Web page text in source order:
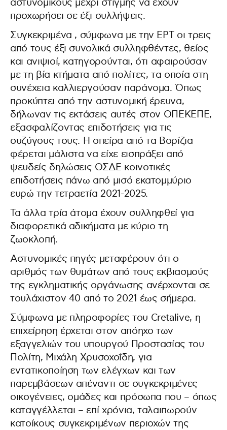
αστυνομικούς μέχρι στιγμής να έχουν
προχωρήσει σε έξι συλλήψεις.
Συγκεκριμένα , σύμφωνα με την ΕΡΤ οι τρεις
από τους έξι συνολικά συλληφθέντες, θείος
και ανιψιοί, κατηγορούνται, ότι αφαιρούσαν
με τη βία κτήματα από πολίτες, τα οποία στη
συνέχεια καλλιεργούσαν παράνομα. Όπως
προκύπτει από την αστυνομική έρευνα,
δήλωναν τις εκτάσεις αυτές στον ΟΠΕΚΕΠΕ,
εξασφαλίζοντας επιδοτήσεις για τις
συζύγους τους. Η σπείρα από τα Βορίζια
φέρεται μάλιστα να είχε εισπράξει από
ψευδείς δηλώσεις ΟΣΔΕ κοινοτικές
επιδοτήσεις πάνω από μισό εκατομμύριο
ευρώ την τετραετία 2021-2025.
Τα άλλα τρία άτομα έχουν συλληφθεί για
διαφορετικά αδικήματα με κύριο τη
ζωοκλοπή.
Αστυνομικές πηγές μεταφέρουν ότι ο
αριθμός των θυμάτων από τους εκβιασμούς
της εγκληματικής οργάνωσης ανέρχονται σε
τουλάχιστον 40 από το 2021 έως σήμερα.
Σύμφωνα με πληροφορίες του Cretalive, η
επιχείρηση έρχεται στον απόηχο των
εξαγγελιών του υπουργού Προστασίας του
Πολίτη, Μιχάλη Χρυσοχοΐδη, για
εντατικοποίηση των ελέγχων και των
παρεμβάσεων απέναντι σε συγκεκριμένες
οικογένειες, ομάδες και πρόσωπα που – όπως
καταγγέλλεται – επί χρόνια, ταλαιπωρούν
κατοίκους συγκεκριμένων περιοχών της